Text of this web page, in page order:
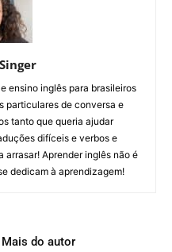
ensino inglês para brasileiros
particulares de conversa e
tanto que queria ajudar
difíceis e verbos e
arrasar! Aprender inglês não é
dedicam à aprendizagem!
Mais do autor